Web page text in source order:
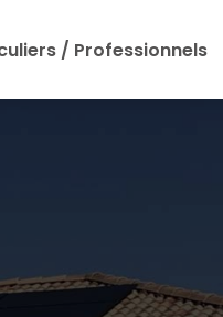
/ Professionnels